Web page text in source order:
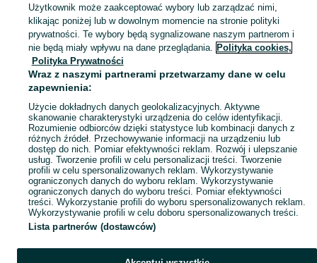
domek ogrodowy dla dzieci,basen z kulkami,zabawki ogrodowe,zabawki
Zobacz
Mapa kategorii
Mapa miejscowości
Mapa ministron
Popularne wyszukiwania
Użytkownik może zaakceptować wybory lub zarządzać nimi,
klikając poniżej lub w dowolnym momencie na stronie polityki
prywatności. Te wybory będą sygnalizowane naszym partnerom i
nie będą miały wpływu na dane przeglądania. Polityka cookies,
Polityka Prywatności
Wraz z naszymi partnerami przetwarzamy dane w celu
zapewnienia:
Użycie dokładnych danych geolokalizacyjnych. Aktywne
skanowanie charakterystyki urządzenia do celów identyfikacji.
Rozumienie odbiorców dzięki statystyce lub kombinacji danych z
różnych źródeł. Przechowywanie informacji na urządzeniu lub
dostęp do nich. Pomiar efektywności reklam. Rozwój i ulepszanie
usług. Tworzenie profili w celu personalizacji treści. Tworzenie
profili w celu spersonalizowanych reklam. Wykorzystywanie
ograniczonych danych do wyboru reklam. Wykorzystywanie
ograniczonych danych do wyboru treści. Pomiar efektywności
treści. Wykorzystanie profili do wyboru spersonalizowanych reklam.
Wykorzystywanie profili w celu doboru spersonalizowanych treści.
Lista partnerów (dostawców)